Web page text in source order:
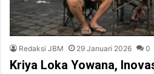
Redaksi JBM 29 Januari 2026 0
Kriya Loka Yowana,